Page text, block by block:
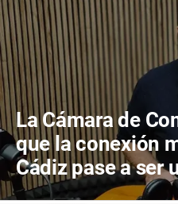
La Cámara de
que la conexión
Cádiz pase a ser
público